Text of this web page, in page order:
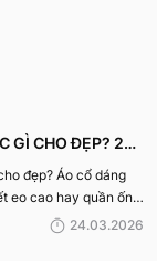
GÌ CHO ĐẸP? 29+
HACK DÁNG
đẹp? Áo cổ dáng
eo cao hay quần ống
chọn tuyệt vời. 5S
24.03.2026